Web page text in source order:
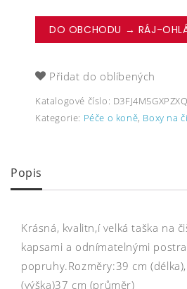
DO OBCHODU → RÁJ-
Přidat do oblíbených
Katalogové číslo:
Kategorie: Péče o koně, Boxy na
Popis
Krásná, kvalitn,í velká taška na
kapsami a odnímatelnými
popruhy.Rozměry:39 cm
(výška)37 cm (průměr)